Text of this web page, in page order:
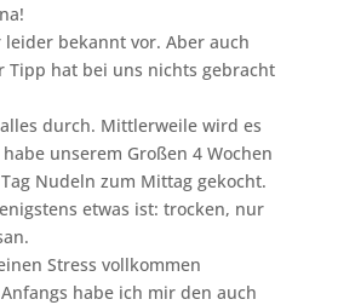
leider bekannt vor. Aber auch
Tipp hat bei uns nichts gebracht
durch. Mittlerweile wird es
unserem Großen 4 Wochen
Nudeln zum Mittag gekocht.
etwas ist: trocken, nur
Stress vollkommen
habe ich mir den auch